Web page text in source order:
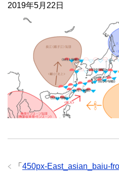
2019年5月22日
「 450px-East_asian_baiu-